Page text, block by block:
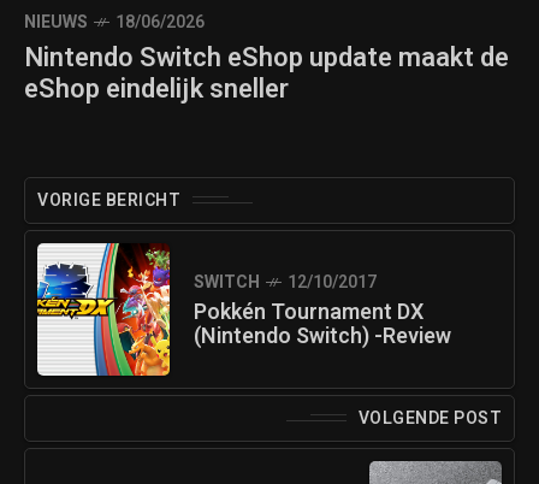
NIEUWS 18/06/2026
Nintendo Switch eShop update maakt de
eShop eindelijk sneller
VORIGE BERICHT
SWITCH 12/10/2017
Pokkén Tournament DX
(Nintendo Switch) -Review
VOLGENDE POST